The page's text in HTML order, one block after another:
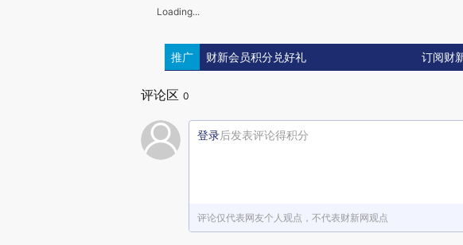
Loading...
推广 财新会员积分兑好礼 订阅财
评论区 0
登录后发表评论得积分
评论仅代表网友个人观点，不代表财新网观点